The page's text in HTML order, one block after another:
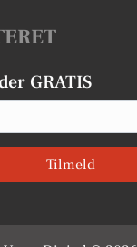
GRATIS
Tilmeld